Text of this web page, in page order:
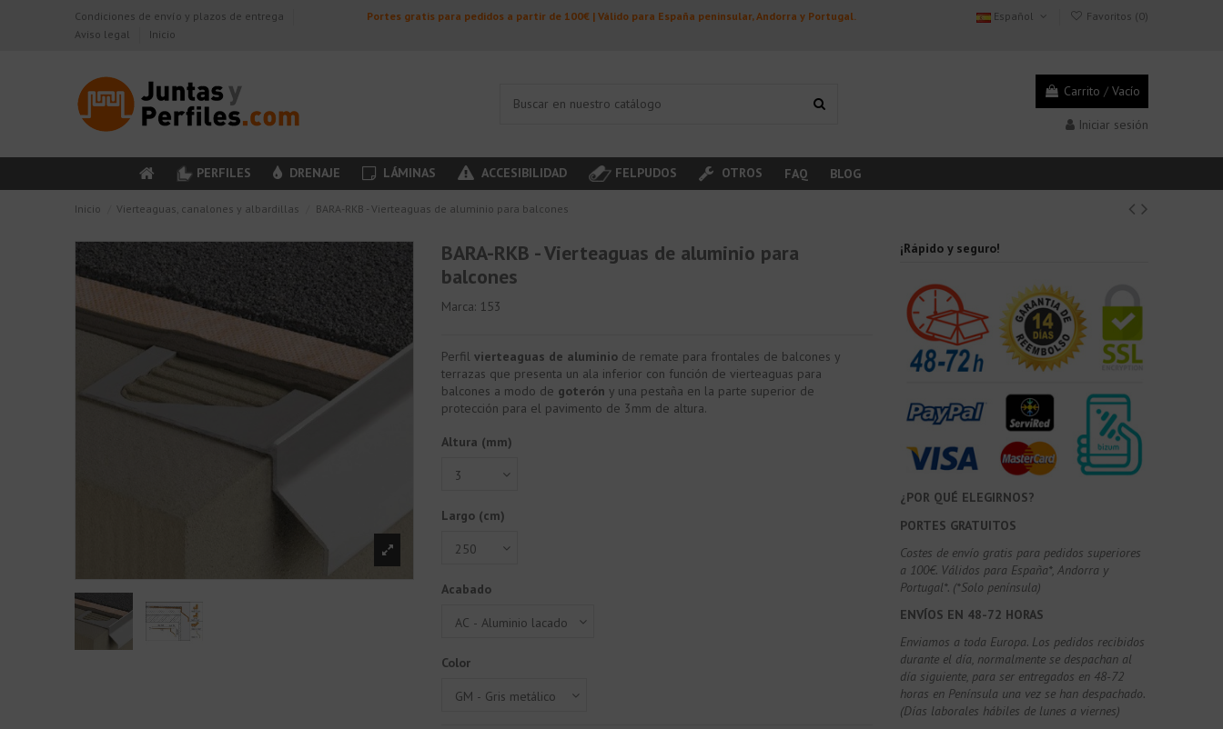
Condiciones de envío y plazos de entrega
Aviso legal
Inicio
Portes gratis para pedidos a partir de 100€ | Válido para España peninsular, Andorra y Portugal. Español Favoritos (0)
Carrito / Vacío
Iniciar sesión
PERFILES DRENAJE LÁMINAS ACCESIBILIDAD FELPUDOS OTROS FAQ BLOG
Inicio Vierteaguas, canalones y albardillas BARA-RKB - Vierteaguas de aluminio para balcones
BARA-RKB - Vierteaguas de aluminio para
balcones
Marca: 153
Perfilvierteaguas de aluminio de remate para frontales de balcones y
terrazas que presenta un ala inferior con función de vierteaguas para
balcones a modo de goterón y una pestaña en la parte superior de
protección para el pavimento de 3mm de altura.
Altura (mm)
Largo (cm)
Acabado
Color
¡Rápido y seguro!
¿POR QUÉ ELEGIRNOS?
PORTES GRATUITOS
Costes de envío gratis para pedidos superiores
a 100€. Válidos para España*, Andorra y
Portugal*. (*Solo península)
ENVÍOS EN 48-72 HORAS
Enviamos a toda Europa. Los pedidos recibidos
durante el día, normalmente se despachan al
día siguiente, para ser entregados en 48-72
horas en Península una vez se han despachado.
(Días laborales hábiles de lunes a viernes)